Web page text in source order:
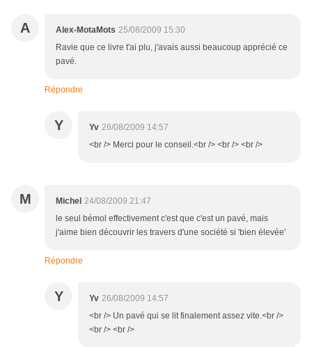
A Alex-MotaMots 25/08/2009 15:30
Ravie que ce livre t'ai plu, j'avais aussi beaucoup apprécié ce
pavé.
Répondre
Y Yv 26/08/2009 14:57
<br /> Merci pour le conseil.<br /> <br /> <br />
M Michel 24/08/2009 21:47
le seul bémol effectivement c'est que c'est un pavé, mais
j'aime bien découvrir les travers d'une société si 'bien élevée'
Répondre
Y Yv 26/08/2009 14:57
<br /> Un pavé qui se lit finalement assez vite.<br />
<br /> <br />